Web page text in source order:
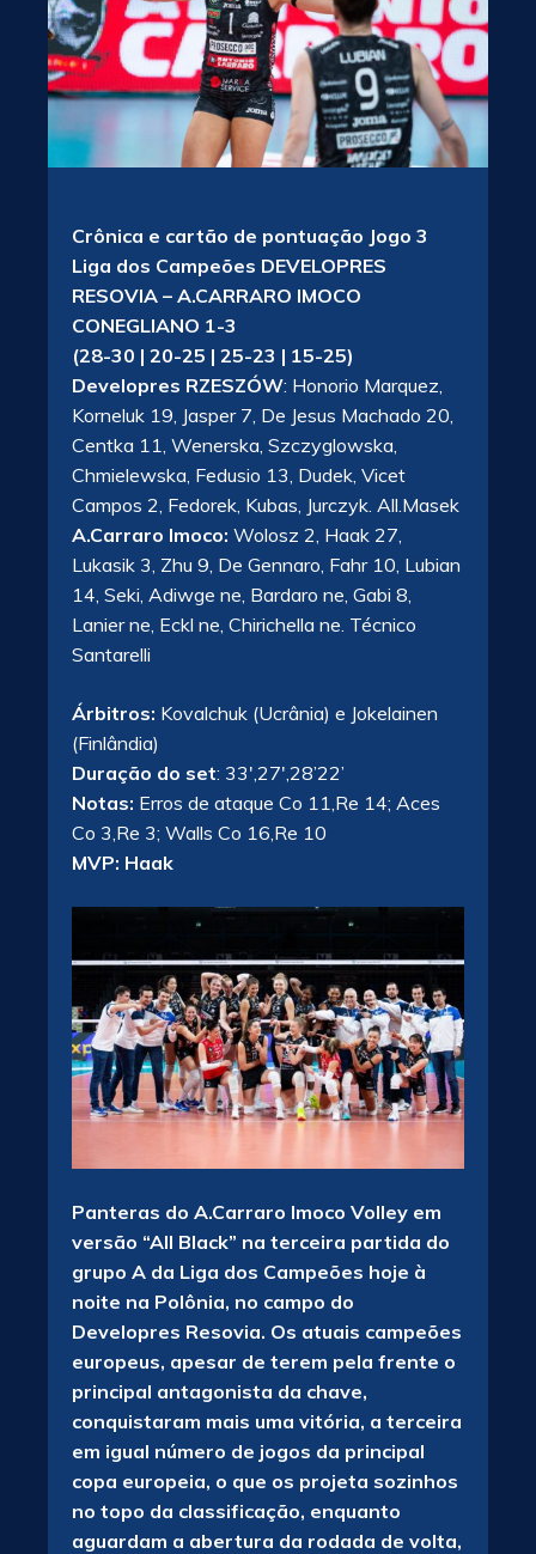
Crônica e cartão de pontuação Jogo 3
Liga dos Campeões DEVELOPRES
RESOVIA – A.CARRARO IMOCO
CONEGLIANO 1-3
(28-30 | 20-25 | 25-23 | 15-25)
Developres RZESZÓW: Honorio Marquez,
Korneluk 19, Jasper 7, De Jesus Machado 20,
Centka 11, Wenerska, Szczyglowska,
Chmielewska, Fedusio 13, Dudek, Vicet
Campos 2, Fedorek, Kubas, Jurczyk. All.Masek
A.Carraro Imoco: Wolosz 2, Haak 27,
Lukasik 3, Zhu 9, De Gennaro, Fahr 10, Lubian
14, Seki, Adiwge ne, Bardaro ne, Gabi 8,
Lanier ne, Eckl ne, Chirichella ne. Técnico
Santarelli
Árbitros: Kovalchuk (Ucrânia) e Jokelainen
(Finlândia)
Duração do set: 33′,27′,28’22’
Notas: Erros de ataque Co 11,Re 14; Aces
Co 3,Re 3; Walls Co 16,Re 10
MVP: Haak
Panteras do A.Carraro Imoco Volley em
versão “All Black” na terceira partida do
grupo A da Liga dos Campeões hoje à
noite na Polônia, no campo do
Developres Resovia. Os atuais campeões
europeus, apesar de terem pela frente o
principal antagonista da chave,
conquistaram mais uma vitória, a terceira
em igual número de jogos da principal
copa europeia, o que os projeta sozinhos
no topo da classificação, enquanto
aguardam a abertura da rodada de volta,